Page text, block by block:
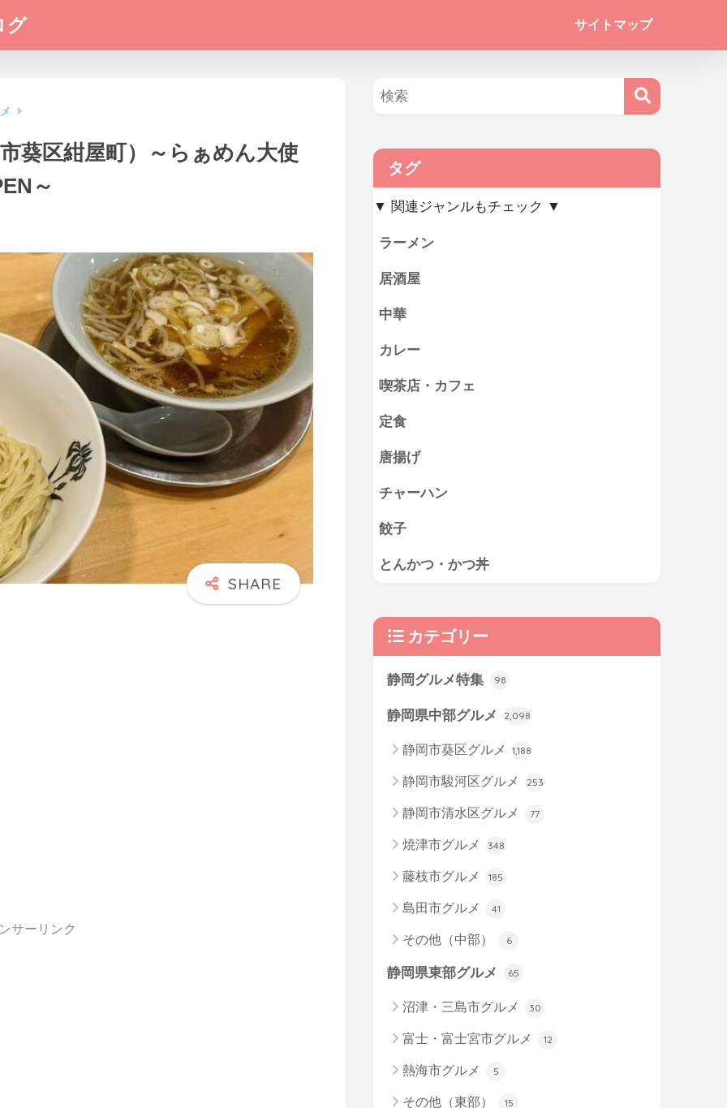
グ サイトマップ
葵区紺屋町）～らぁめん大使
～
サーリンク
タグ
▼ 関連ジャンルもチェック ▼
ラーメン
居酒屋
中華
カレー
喫茶店・カフェ
定食
唐揚げ
チャーハン
餃子
とんかつ・かつ丼
カテゴリー
静岡グルメ特集 98
静岡県中部グルメ 2,098
静岡市葵区グルメ 1,188
静岡市駿河区グルメ 253
静岡市清水区グルメ 77
焼津市グルメ 348
藤枝市グルメ 185
島田市グルメ 41
その他（中部） 6
静岡県東部グルメ 65
沼津・三島市グルメ 30
富士・富士宮市グルメ 12
熱海市グルメ 5
その他（東部） 15